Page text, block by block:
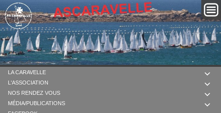

LA CARAVELLE

L'ASSOCIATION

NOS RENDEZ VOUS

MÉDIA/PUBLICATIONS